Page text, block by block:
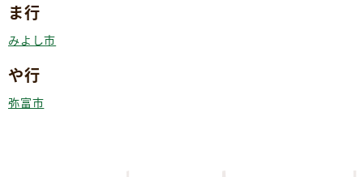
ま行
みよし市
や行
弥富市